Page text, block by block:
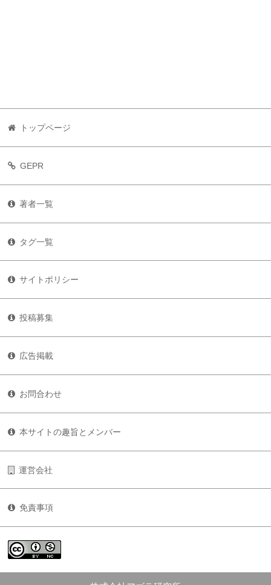
トップページ
GEPR
著者一覧
タグ一覧
サイトポリシー
投稿募集
広告掲載
お問合わせ
本サイトの趣旨とメンバー
運営会社
免責事項